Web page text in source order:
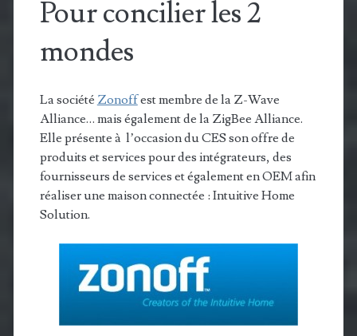
Pour concilier les 2
mondes
La société Zonoffest membre de la Z-Wave
Alliance… mais également de la ZigBee Alliance.
Elle présente à l’occasion du CES son offre de
produits et services pour des intégrateurs, des
fournisseurs de services et également en OEM afin
réaliser une maison connectée : Intuitive Home
Solution.